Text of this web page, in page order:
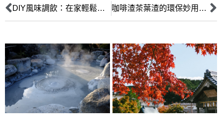
DIY風味調飲：在家輕鬆做出人氣水果茶、氮氣咖啡與創意特調 咖啡渣茶葉渣的環保妙用：居家生活與園藝的廢物再利用指南